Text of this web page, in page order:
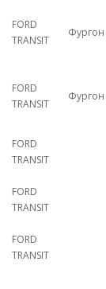
FORD
TRANSIT
Фургон
FORD
TRANSIT
Фургон
FORD
TRANSIT
FORD
TRANSIT
FORD
TRANSIT